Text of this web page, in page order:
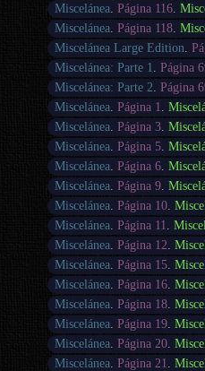
Miscelánea Página 116.
Miscelánea Página 118.
Miscelánea Large Edition
Miscelánea: Parte 1
Página
Miscelánea: Parte 2 Página
Miscelánea Página 1
Miscelánea Página 3.
Miscelánea Página 5.
Miscelánea Página 6.
Miscelánea Página 9.
Miscelánea Página 10.
Miscelánea Página 11
Miscelánea Página 12
Miscelánea Página 15.
Miscelánea Página 16.
Miscelánea Página 18.
Miscelánea Página 19.
Miscelánea Página 20.
Miscelánea Página 21